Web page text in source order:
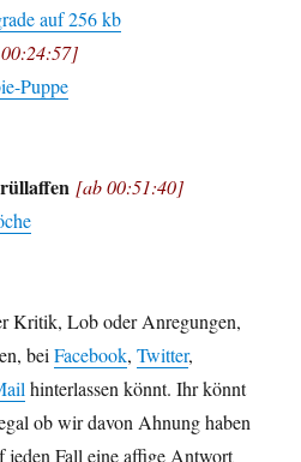
auf 256 kb
Puppe
[ab 00:51:40]
Kritik, Lob oder Anregungen,
beiFacebook,Twitter,
hinterlassen könnt. Ihr könnt
ob wir davon Ahnung haben
jeden Fall eine affige Antwort